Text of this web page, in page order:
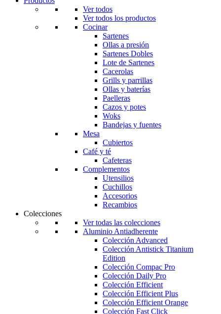
Ver todos
Ver todos los productos
Cocinar
Sartenes
Ollas a presión
Sartenes Dobles
Lote de Sartenes
Cacerolas
Grills y parrillas
Ollas y baterías
Paelleras
Cazos y potes
Woks
Bandejas y fuentes
Mesa
Cubiertos
Café y té
Cafeteras
Complementos
Utensilios
Cuchillos
Accesorios
Recambios
Colecciones
Ver todas las colecciones
Aluminio Antiadherente
Colección Advanced
Colección Antistick Titanium
Edition
Colección Compac Pro
Colección Daily Pro
Colección Efficient
Colección Efficient Plus
Colección Efficient Orange
Colección Fast Click